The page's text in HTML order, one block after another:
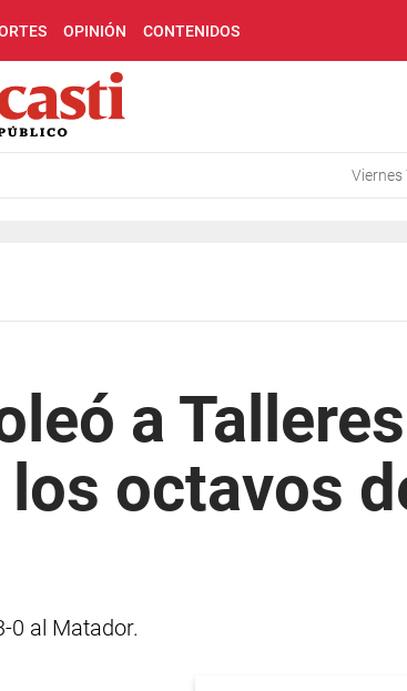
OPINIÓN CONTENIDOS
a
octavos
0 al Matador.